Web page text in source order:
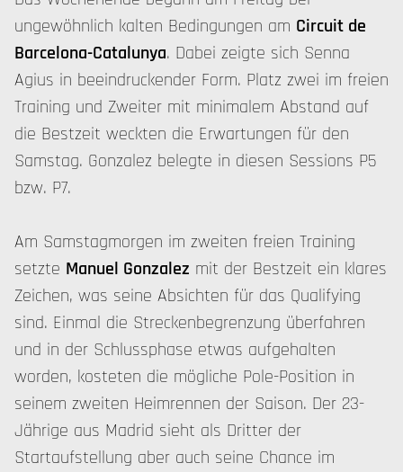
ungewöhnlich kalten Bedingungen am Circuit de
Barcelona-Catalunya. Dabei zeigte sich Senna
Agius in beeindruckender Form. Platz zwei im freien
Training und Zweiter mit minimalem Abstand auf
die Bestzeit weckten die Erwartungen für den
Samstag. Gonzalez belegte in diesen Sessions P5
bzw. P7.
Am Samstagmorgen im zweiten freien Training
setzte Manuel Gonzalez mit der Bestzeit ein klares
Zeichen, was seine Absichten für das Qualifying
sind. Einmal die Streckenbegrenzung überfahren
und in der Schlussphase etwas aufgehalten
worden, kosteten die mögliche Pole-Position in
seinem zweiten Heimrennen der Saison. Der 23-
Jährige aus Madrid sieht als Dritter der
Startaufstellung aber auch seine Chance im